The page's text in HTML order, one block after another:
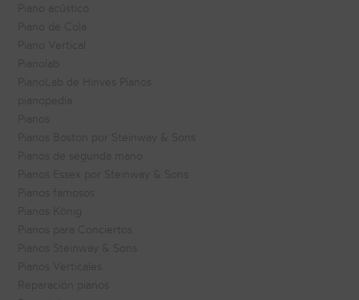
Piano acústico
Piano de Cola
Piano Vertical
Pianolab
PianoLab de Hinves Pianos
pianopedia
Pianos
Pianos Boston por Steinway & Sons
Pianos de segunda mano
Pianos Essex por Steinway & Sons
Pianos famosos
Pianos König
Pianos para Conciertos
Pianos Steinway & Sons
Pianos Verticales
Reparación pianos